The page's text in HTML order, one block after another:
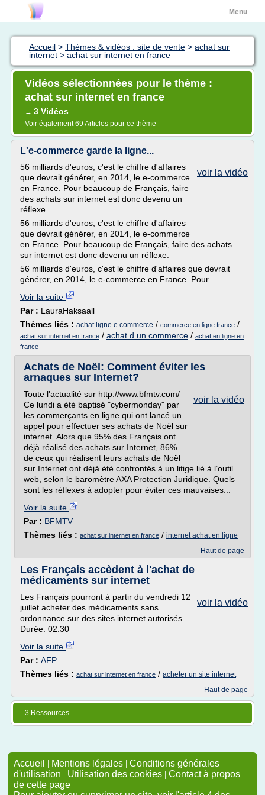
Menu
Accueil > Thèmes & vidéos : site de vente > achat sur
internet > achat sur internet en france
Vidéos sélectionnées pour le thème :
achat sur internet en france
→ 3 Vidéos
Voir également69 Articles pour ce thème
L'e-commerce garde la ligne...
voir la vidéo
56 milliards d'euros, c'est le chiffre d'affaires
que devrait générer, en 2014, le e-commerce
en France. Pour beaucoup de Français, faire
des achats sur internet est donc devenu un
réflexe.
56 milliards d'euros, c'est le chiffre d'affaires
que devrait générer, en 2014, le e-commerce
en France. Pour beaucoup de Français, faire des achats
sur internet est donc devenu un réflexe.
56 milliards d'euros, c'est le chiffre d'affaires que devrait
générer, en 2014, le e-commerce en France. Pour...
Voir la suite
Par : LauraHaksaall
Thèmes liés : achat ligne e commerce / commerce en ligne france /
achat sur internet en france / achat d un commerce / achat en ligne en
france
Achats de Noël: Comment éviter les
arnaques sur Internet?
voir la vidéo
Toute l'actualité sur http://www.bfmtv.com/
Ce lundi a été baptisé "cybermonday" par
les commerçants en ligne qui ont lancé un
appel pour effectuer ses achats de Noël sur
internet. Alors que 95% des Français ont
déjà réalisé des achats sur Internet, 86%
de ceux qui réalisent leurs achats de Noël
sur Internet ont déjà été confrontés à un litige lié à l’outil
web, selon le baromètre AXA Protection Juridique. Quels
sont les réflexes à adopter pour éviter ces mauvaises...
Voir la suite
Par : BFMTV
Thèmes liés : achat sur internet en france / internet achat en ligne
Haut de page
Les Français accèdent à l'achat de
médicaments sur internet
voir la vidéo
Les Français pourront à partir du vendredi 12
juillet acheter des médicaments sans
ordonnance sur des sites internet autorisés.
Durée: 02:30
Voir la suite
Par : AFP
Thèmes liés : achat sur internet en france / acheter un site internet
Haut de page
3 Ressources
Accueil | Mentions légales | Conditions générales
d'utilisation | Utilisation des cookies | Contact à propos
de cette page